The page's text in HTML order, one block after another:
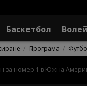
Баскетбол
Програма
за номер 1 в Южна